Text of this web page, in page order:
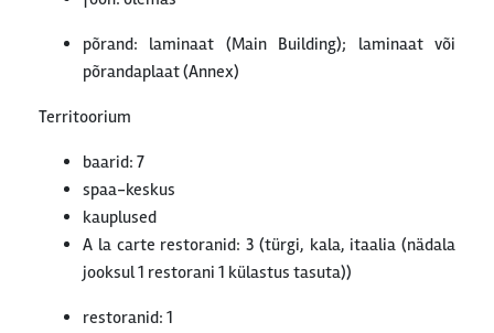
põrand: laminaat (Main Building); laminaat või
põrandaplaat (Annex)
Territoorium
baarid: 7
spaa-keskus
kauplused
A la carte restoranid: 3 (türgi, kala, itaalia (nädala
jooksul 1 restorani 1 külastus tasuta))
restoranid: 1